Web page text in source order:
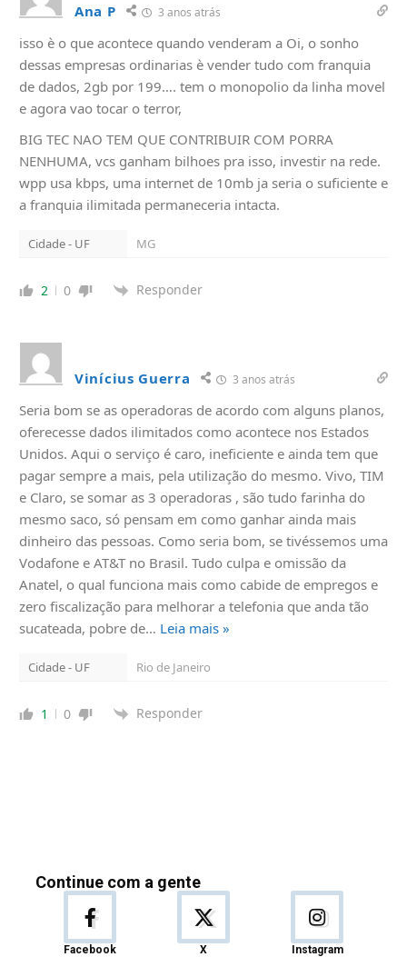
Ana P 3 anos atrás
isso è o que acontece quando venderam a Oi, o sonho
dessas empresas ordinarias è vender tudo com franquia
de dados, 2gb por 199…. tem o monopolio da linha movel
e agora vao tocar o terror,
BIG TEC NAO TEM QUE CONTRIBUIR COM PORRA
NENHUMA, vcs ganham bilhoes pra isso, investir na rede.
wpp usa kbps, uma internet de 10mb ja seria o suficiente e
a franquia ilimitada permaneceria intacta.
Cidade - UF MG
2 0 Responder
Vinícius Guerra 3 anos atrás
Seria bom se as operadoras de acordo com alguns planos,
oferecesse dados ilimitados como acontece nos Estados
Unidos. Aqui o serviço é caro, ineficiente e ainda tem que
pagar sempre a mais, pela utilização do mesmo. Vivo, TIM
e Claro, se somar as 3 operadoras , são tudo farinha do
mesmo saco, só pensam em como ganhar ainda mais
dinheiro das pessoas. Como seria bom, se tivéssemos uma
Vodafone e AT&T no Brasil. Tudo culpa e omissão da
Anatel, o qual funciona mais como cabide de empregos e
zero fiscalização para melhorar a telefonia que anda tão
sucateada, pobre de… Leia mais »
Cidade - UF Rio de Janeiro
1 0 Responder
Continue com a gente
Facebook X Instagram